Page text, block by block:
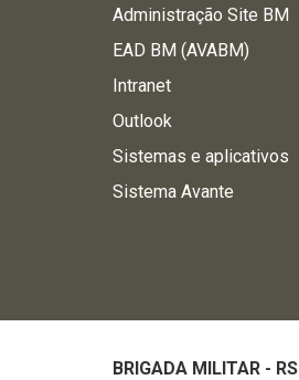
Administração Site BM
EAD BM (AVABM)
Intranet
Outlook
Sistemas e aplicativos
Sistema Avante
BRIGADA MILITAR - RS